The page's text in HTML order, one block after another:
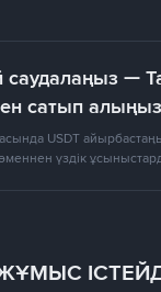
саудалаңыз —
сатып
USDT
үздік